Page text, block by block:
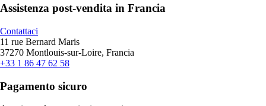
Assistenza post-vendita in Francia
Contattaci
11 rue Bernard Maris
37270 Montlouis-sur-Loire, Francia
+33 1 86 47 62 58
Pagamento sicuro